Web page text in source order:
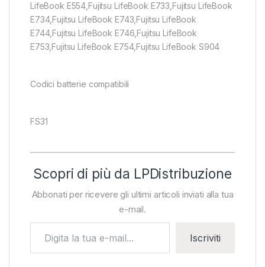
LifeBook E554,Fujitsu LifeBook E733,Fujitsu LifeBook
E734,Fujitsu LifeBook E743,Fujitsu LifeBook
E744,Fujitsu LifeBook E746,Fujitsu LifeBook
E753,Fujitsu LifeBook E754,Fujitsu LifeBook S904
Codici batterie compatibili
FS31
Scopri di più da LPDistribuzione
Abbonati per ricevere gli ultimi articoli inviati alla tua
e-mail.
Iscriviti